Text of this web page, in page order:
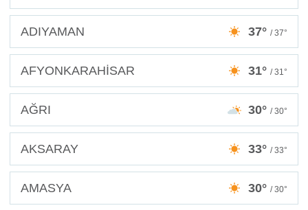
ADIYAMAN 37° / 37°
AFYONKARAHİSAR 31° / 31°
AĞRI 30° / 30°
AKSARAY 33° / 33°
AMASYA 30° / 30°